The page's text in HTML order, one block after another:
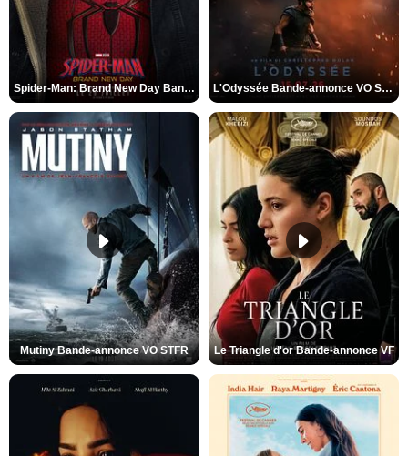
Spider-Man: Brand New Day Bande-annonce VO STFR L'Odyssée Bande-annonce VO STFR
Mutiny Bande-annonce VO STFR Le Triangle d'or Bande-annonce VF